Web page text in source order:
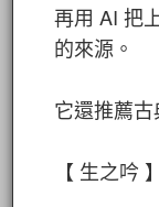
再用 AI 把
的來源。
它還推薦古
【 生之吟 】